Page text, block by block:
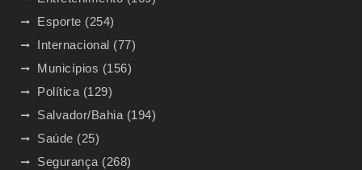
Esporte (254)
Internacional (77)
Municípios (156)
Política (129)
Salvador/Bahia (194)
Saúde (25)
Segurança (268)